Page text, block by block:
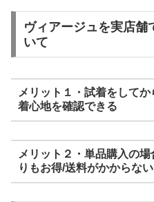
ヴィアージュを実店舗
いて
メリット１・試着をして
着心地を確認できる
メリット２・単品購入の
りもお得/送料がかからな